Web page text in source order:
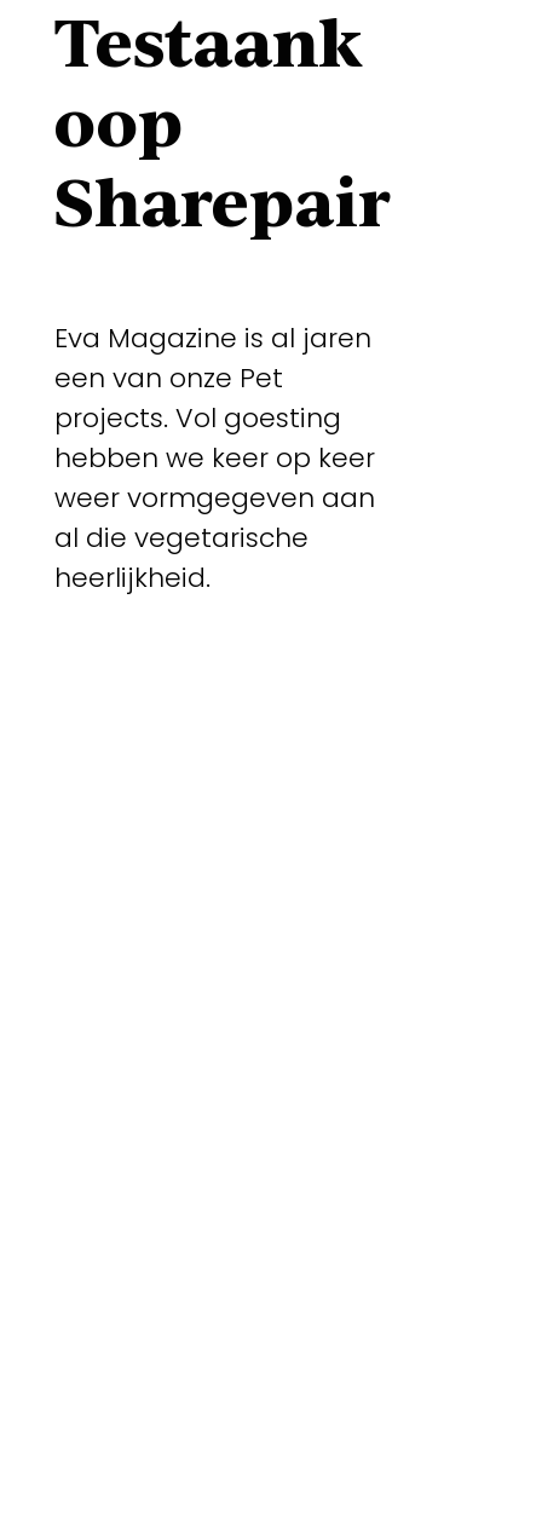
Eva Magazine is al jaren
een van onze Pet
projects. Vol goesting
hebben we keer op keer
weer vormgegeven aan
al die vegetarische
heerlijkheid.
Testaank
oop
Sharepair